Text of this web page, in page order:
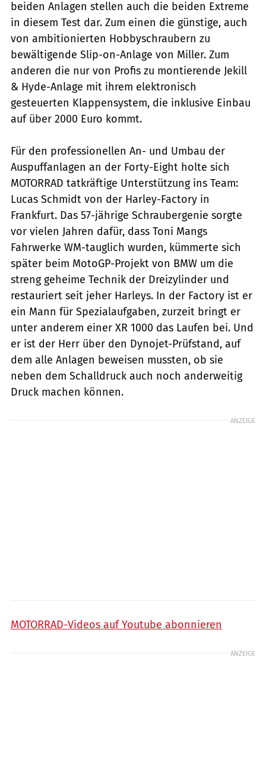
beiden Anlagen stellen auch die beiden Extreme
in diesem Test dar. Zum einen die günstige, auch
von ambitionierten Hobbyschraubern zu
bewältigende Slip-on-Anlage von Miller. Zum
anderen die nur von Profis zu montierende Jekill
& Hyde-Anlage mit ihrem elektronisch
gesteuerten Klappensystem, die inklusive Einbau
auf über 2000 Euro kommt.
Für den professionellen An- und Umbau der
Auspuffanlagen an der Forty-Eight holte sich
MOTORRAD tatkräftige Unterstützung ins Team:
Lucas Schmidt von der Harley-Factory in
Frankfurt. Das 57-jährige Schraubergenie sorgte
vor vielen Jahren dafür, dass Toni Mangs
Fahrwerke WM-tauglich wurden, kümmerte sich
später beim MotoGP-Projekt von BMW um die
streng geheime Technik der Dreizylinder und
restauriert seit jeher Harleys. In der Factory ist er
ein Mann für Spezialaufgaben, zurzeit bringt er
unter anderem einer XR 1000 das Laufen bei. Und
er ist der Herr über den Dynojet-Prüfstand, auf
dem alle Anlagen beweisen mussten, ob sie
neben dem Schalldruck auch noch anderweitig
Druck machen können.
ANZEIGE
MOTORRAD-Videos auf Youtube abonnieren
ANZEIGE